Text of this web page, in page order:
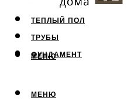
СТЕНЫ
ТЕПЛЫЙ ПОЛ
ТРУБЫ
ФУНДАМЕНТ
МЕНЮ
МЕНЮ